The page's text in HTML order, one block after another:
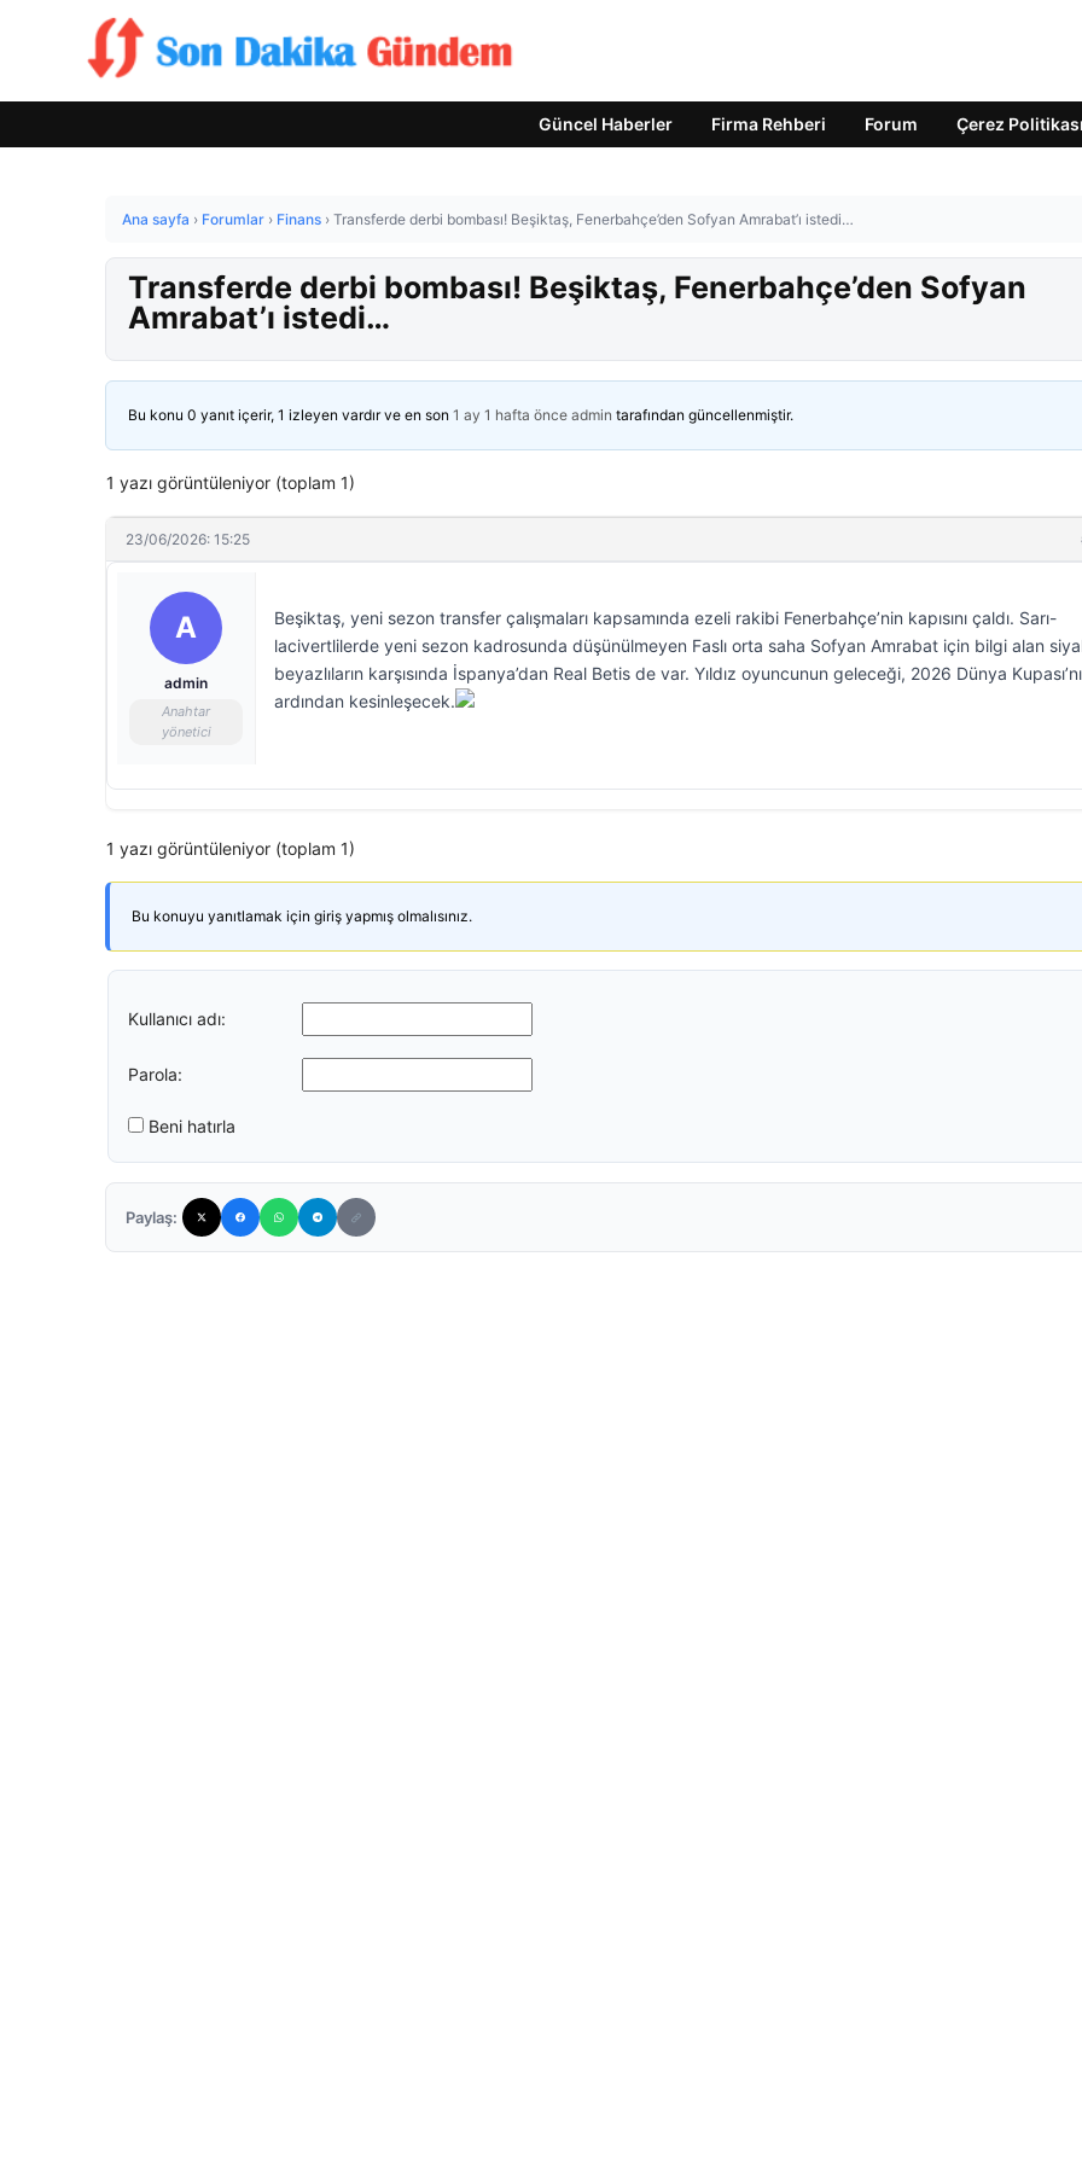
Güncel Haberler Firma Rehberi Forum Çerez Politikası
Ana sayfa › Forumlar › Finans › Transferde derbi bombası! Beşiktaş, Fenerbahçe’den Sofyan Amrabat’ı istedi…
Transferde derbi bombası! Beşiktaş, Fenerbahçe’den Sofyan
Amrabat’ı istedi…
Bu konu 0 yanıt içerir, 1 izleyen vardır ve en son 1 ay 1 hafta önce admin tarafından güncellenmiştir.
1 yazı görüntüleniyor (toplam 1)
23/06/2026: 15:25
A
admin
Anahtar
yönetici
Beşiktaş, yeni sezon transfer çalışmaları kapsamında ezeli rakibi Fenerbahçe’nin kapısını çaldı. Sarı-
lacivertlilerde yeni sezon kadrosunda düşünülmeyen Faslı orta saha Sofyan Amrabat için bilgi alan
beyazlıların karşısında İspanya’dan Real Betis de var. Yıldız oyuncunun geleceği, 2026 Dünya
ardından kesinleşecek.
1 yazı görüntüleniyor (toplam 1)
Bu konuyu yanıtlamak için giriş yapmış olmalısınız.
Kullanıcı adı:
Parola:
Beni hatırla
Paylaş: